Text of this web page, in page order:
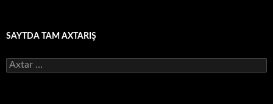
SAYTDA TAM AXTARIŞ
Axtarış: